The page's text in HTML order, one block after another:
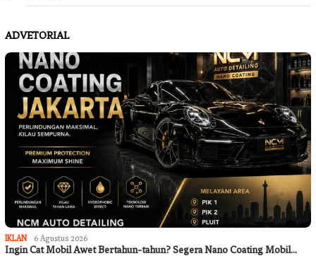
ADVETORIAL
IKLAN 6 Agustus 2026
Ingin Cat Mobil Awet Bertahun-tahun? Segera Nano Coating Mobil…